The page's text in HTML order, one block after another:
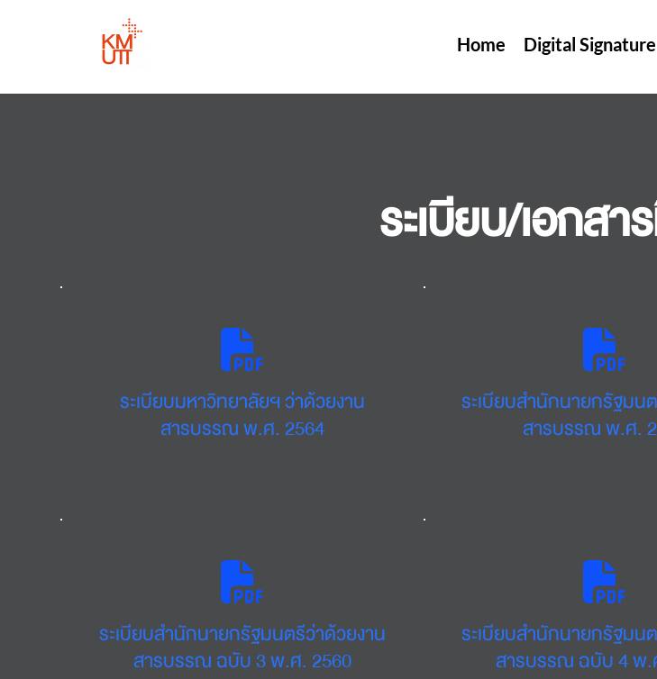
Home Digital Signature
ระเบียบ/เอกสา
ระเบียบมหาวิทยาลัยฯ ว่าด้วยงาน
สารบรรณ พ.ศ. 2564
ระเบียบสำนักนายกรัฐมน
สารบรรณ พ.ศ.
ระเบียบสำนักนายกรัฐมนตรีว่าด้วยงาน
สารบรรณ ฉบับ 3 พ.ศ. 2560
ระเบียบสำนักนายกรัฐมน
สารบรรณ ฉบับ 4 พ.